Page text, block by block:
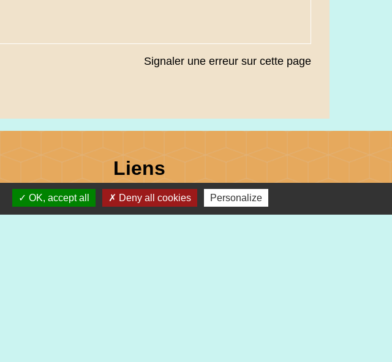
Signaler une erreur sur cette page
Liens
Préfecture du Haut-Rhin
OK, accept all Deny all cookies Personalize